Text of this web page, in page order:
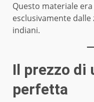
Questo materiale era
esclusivamente
indiani.
Il prezzo di
perfetta